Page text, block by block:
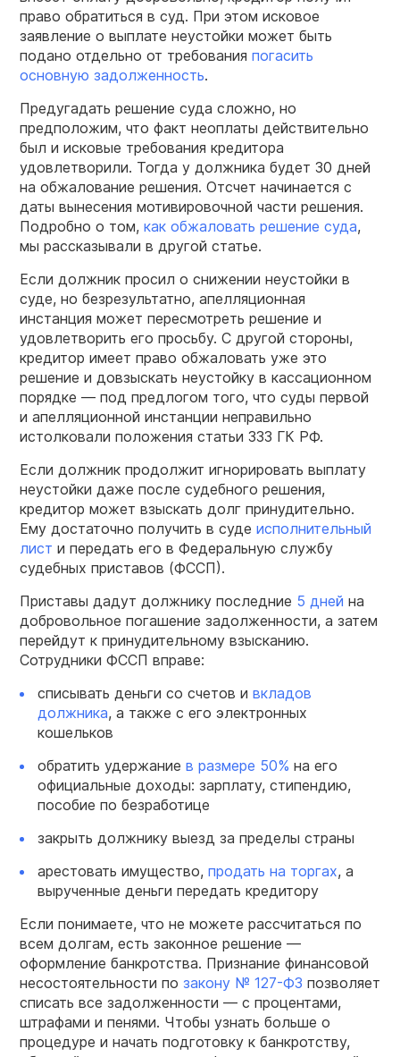
право обратиться в суд. При этом исковое
заявление о выплате неустойки может быть
подано отдельно от требования погасить
основную задолженность.
Предугадать решение суда сложно, но
предположим, что факт неоплаты действительно
был и исковые требования кредитора
удовлетворили. Тогда у должника будет 30 дней
на обжалование решения. Отсчет начинается с
даты вынесения мотивировочной части решения.
Подробно о том, как обжаловать решение суда,
мы рассказывали в другой статье.
Если должник просил о снижении неустойки в
суде, но безрезультатно, апелляционная
инстанция может пересмотреть решение и
удовлетворить его просьбу. С другой стороны,
кредитор имеет право обжаловать уже это
решение и довзыскать неустойку в кассационном
порядке — под предлогом того, что суды первой
и апелляционной инстанции неправильно
истолковали положения статьи 333 ГК РФ.
Если должник продолжит игнорировать выплату
неустойки даже после судебного решения,
кредитор может взыскать долг принудительно.
Ему достаточно получить в суде исполнительный
лист и передать его в Федеральную службу
судебных приставов (ФССП).
Приставы дадут должнику последние 5 дней на
добровольное погашение задолженности, а затем
перейдут к принудительному взысканию.
Сотрудники ФССП вправе:
списывать деньги со счетов и вкладов
должника, а также с его электронных
кошельков
обратить удержание в размере 50% на его
официальные доходы: зарплату, стипендию,
пособие по безработице
закрыть должнику выезд за пределы страны
арестовать имущество, продать на торгах, а
вырученные деньги передать кредитору
Если понимаете, что не можете рассчитаться по
всем долгам, есть законное решение —
оформление банкротства. Признание финансовой
несостоятельности по закону № 127-ФЗ позволяет
списать все задолженности — с процентами,
штрафами и пенями. Чтобы узнать больше о
процедуре и начать подготовку к банкротству,